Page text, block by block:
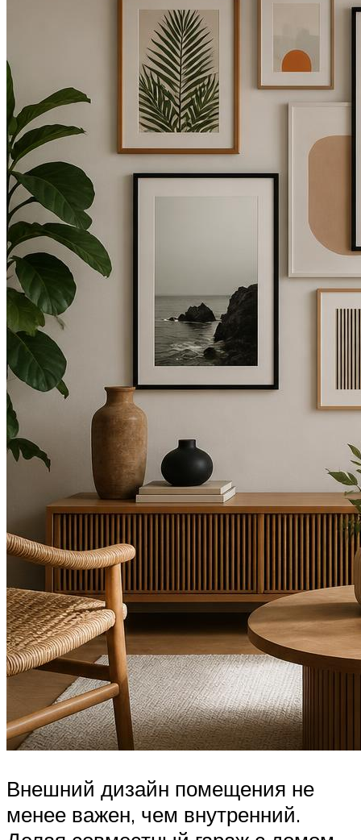
Внешний дизайн помещения не
менее важен, чем внутренний.